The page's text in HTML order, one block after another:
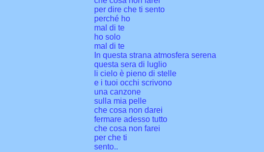
per dire che ti sento
perché ho
mal di te
ho solo
mal di te
In questa strana atmosfera serena
questa sera di luglio
li cielo è pieno di stelle
e i tuoi occhi scrivono
una canzone
sulla mia pelle
che cosa non darei
fermare adesso tutto
che cosa non farei
per che ti
sento..